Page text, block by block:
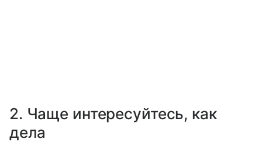
2. Чаще интересуйтесь, как
дела